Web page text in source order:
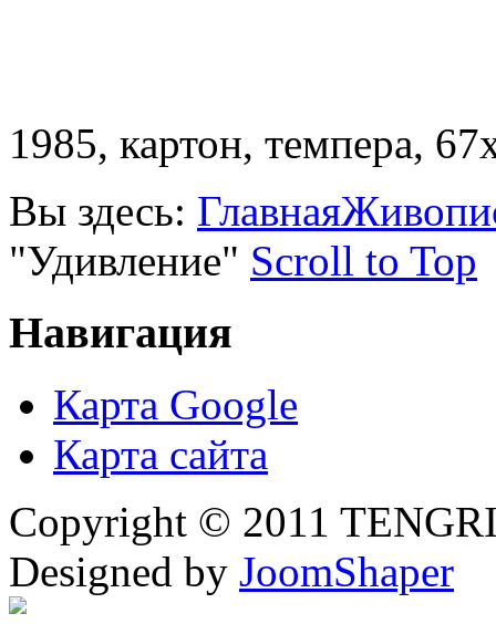
1985, картон, темпера,
Вы здесь: Главная
"Удивление" Scroll to Top
Навигация
Карта Google
Карта сайта
Copyright © 2011
Designed by JoomShaper